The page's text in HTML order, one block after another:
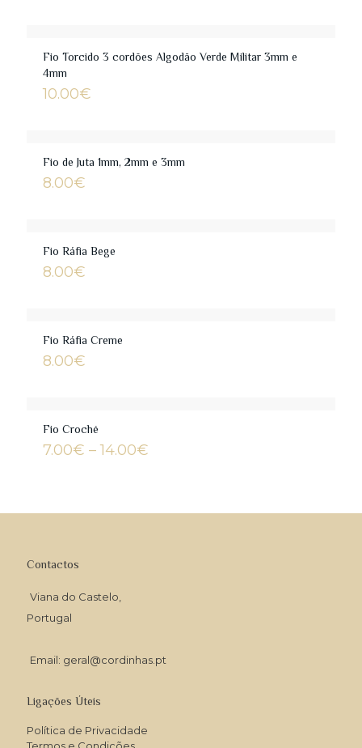
14.00€
Fio Torcido 3 cordões Algodão Verde Militar 3mm e
4mm
10.00€
Fio de Juta 1mm, 2mm e 3mm
8.00€
Fio Ráfia Bege
8.00€
Fio Ráfia Creme
8.00€
Fio Croché
7.00€ – 14.00€
14.00€
Contactos
Viana do Castelo,
Portugal
Email: geral@cordinhas.pt
Ligações Úteis
Política de Privacidade